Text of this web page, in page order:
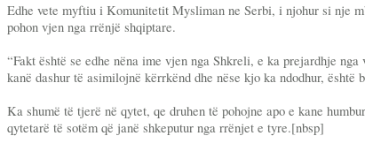
Edhe vete myftiu i Komunitetit Mysliman ne Serbi, i njohur si nje
pohon vjen nga rrënjë shqiptare.
“Fakt është se edhe nëna ime vjen nga Shkreli, e ka prejardhje
kanë dashur të asimilojnë kërrkënd dhe nëse kjo ka ndodhur,
Ka shumë të tjerë në qytet, qe druhen të pohojne apo e kane
qytetarë të sotëm që janë shkeputur nga rrënjet e tyre.[nbsp]